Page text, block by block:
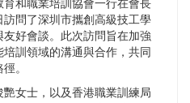
育和職業培訓協會一行在會長
問了深圳市攜創高級技工學
好會談。此次訪問旨在加強
訓領域的溝通與合作，共同
。
女士，以及香港職業訓練局